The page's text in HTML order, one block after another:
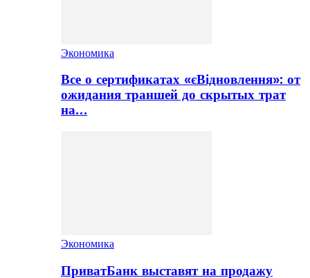
Экономика
Все о сертификатах «єВідновлення»: от
ожидания траншей до скрытых трат
на…
Экономика
ПриватБанк выставят на продажу